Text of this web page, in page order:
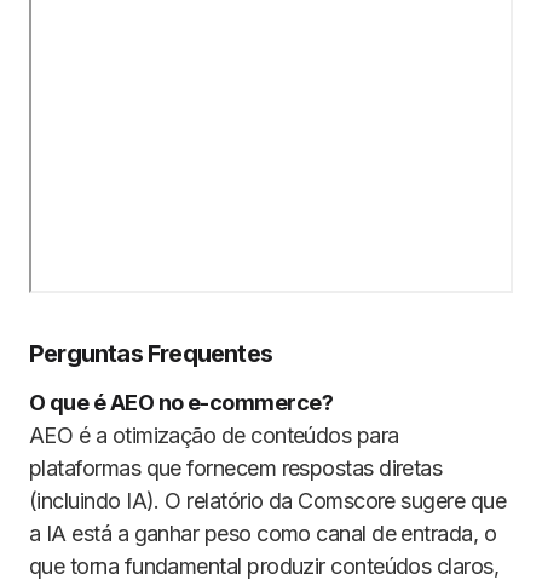
Perguntas Frequentes
O que é AEO no e-commerce?
AEO é a otimização de conteúdos para
plataformas que fornecem respostas diretas
(incluindo IA). O relatório da Comscore sugere que
a IA está a ganhar peso como canal de entrada, o
que torna fundamental produzir conteúdos claros,